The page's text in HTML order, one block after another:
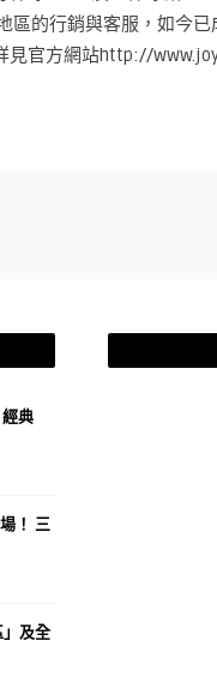
的行銷與客服，如今
見官方網站http://
典
！ 三
」及全